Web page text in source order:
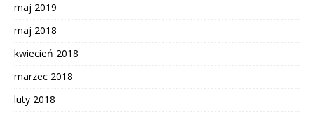
maj 2019
maj 2018
kwiecień 2018
marzec 2018
luty 2018